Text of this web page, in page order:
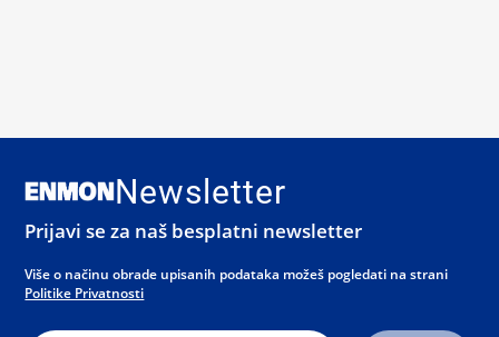
Newsletter
Prijavi se za naš besplatni newsletter
Više o načinu obrade upisanih podataka možeš pogledati na strani
Politike Privatnosti